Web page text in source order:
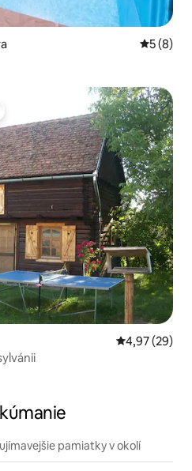
5 (8)
Priemerné
4,97 (29)
pamiatky v okolí